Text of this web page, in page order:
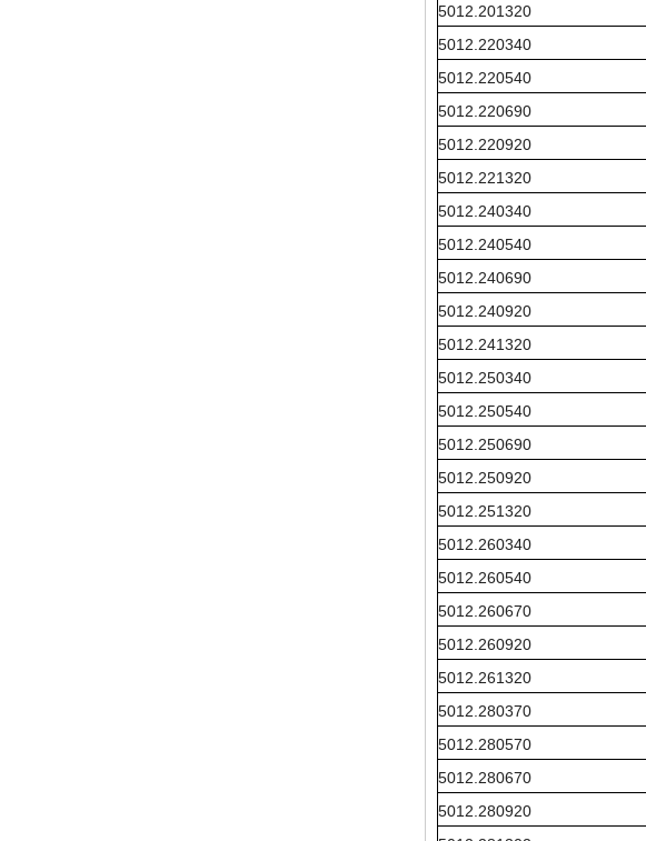
5012.201320
5012.220340
5012.220540
5012.220690
5012.220920
5012.221320
5012.240340
5012.240540
5012.240690
5012.240920
5012.241320
5012.250340
5012.250540
5012.250690
5012.250920
5012.251320
5012.260340
5012.260540
5012.260670
5012.260920
5012.261320
5012.280370
5012.280570
5012.280670
5012.280920